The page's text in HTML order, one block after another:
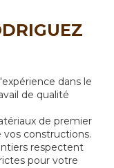
dans le
de qualité
de premier
vos constructions.
respectent
pour votre